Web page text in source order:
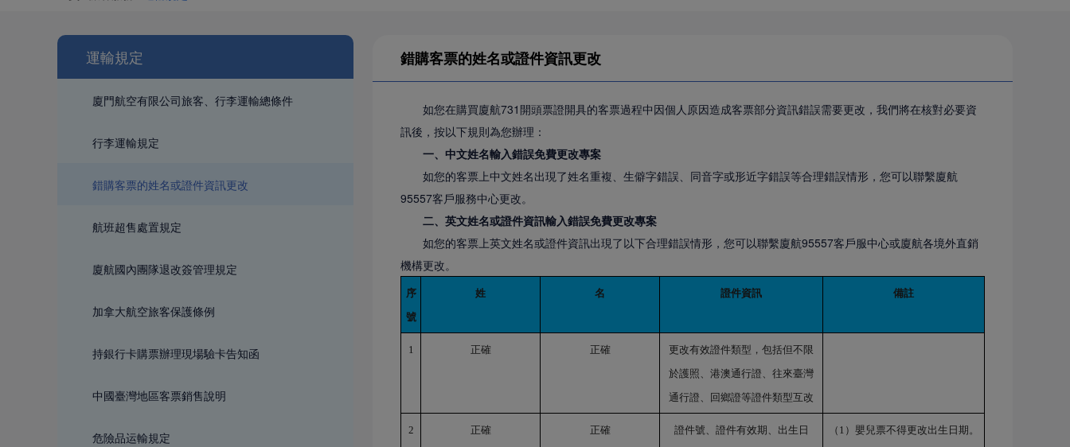
運輸規定
廈門航空有限公司旅客、行李運輸總條件
行李運輸規定
錯購客票的姓名或證件資訊更改
航班超售處置規定
廈航國內團隊退改簽管理規定
加拿大航空旅客保護條例
持銀行卡購票辦理現場驗卡告知函
中國臺灣地區客票銷售說明
危險品运輸規定
錯購客票的姓名或證件資訊更改
如您在購買廈航731開頭票證開具的客票過程中因個人原因造成客票部分資訊錯誤需要更改，我們將在核對必要資
訊後，按以下規則為您辦理：
一、中文姓名輸入錯誤免費更改專案
如您的客票上中文姓名出現了姓名重複、生僻字錯誤、同音字或形近字錯誤等合理錯誤情形，您可以聯繫廈航
95557客戶服務中心更改。
二、英文姓名或證件資訊輸入錯誤免費更改專案
如您的客票上英文姓名或證件資訊出現了以下合理錯誤情形，您可以聯繫廈航95557客戶服中心或廈航各境外直銷
機構更改。
序
號
姓 名 證件資訊 備註
1 正確 正確
更改有效證件類型，包括但不限
於護照、港澳通行證、往來臺灣
通行證、回鄉證等證件類型互改
2 正確 正確
證件號、證件有效期、出生日
（ 1） 嬰兒票不得更改出生日期 。